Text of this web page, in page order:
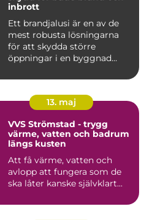
inbrott
Ett brandjalusi är en av de
mest robusta lösningarna
för att skydda större
öppningar i en byggnad
13. maj
VVS Strömstad - trygg
värme, vatten och badrum
längs kusten
Att få värme, vatten och
avlopp att fungera som de
ska låter kanske självklart...